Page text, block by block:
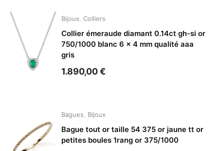
Bijoux Colliers
Collier émeraude diamant 0.14ct gh-si or
750/1000 blanc 6 x 4 mm qualité aaa
gris
1.890,00€
Bagues Bijoux
Bague tout or taille 54 375 or jaune tt or
petites boules 1rang or 375/1000